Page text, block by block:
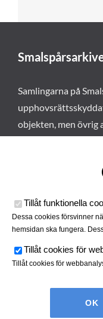
Samlingarna på
objekten, men övrig
Smalspårsarkivet
Tillåt funktionella
Dessa cookies försvinner
hemsidan ska fungera.
Tillåt cookies för
Tillåt cookies för